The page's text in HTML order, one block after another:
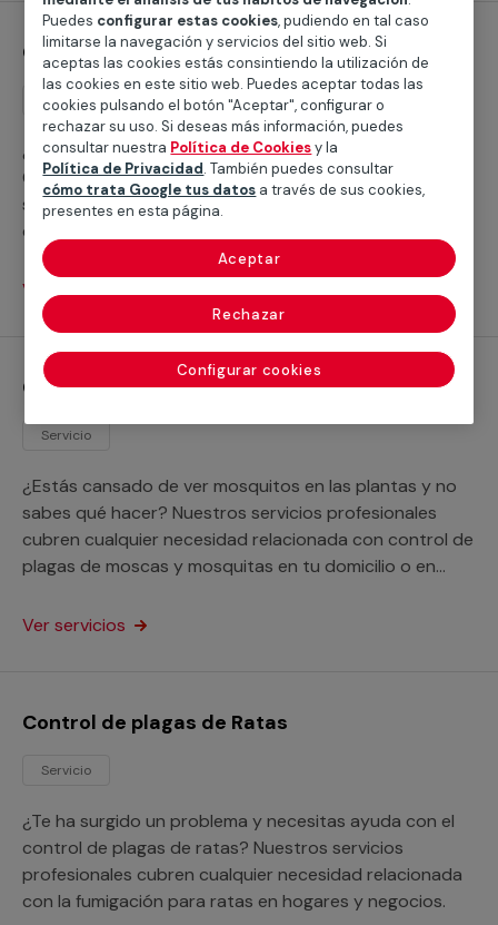
Control de plagas de Hormigas
Servicio
¿No sabes qué hacer para matar las hormigas?
Contamos con un servicio especializado que
solventará todos los problemas que te surjan a la hora
de efectuar el control de plagas de hormigas en tu
vivienda o en tu empresa.
Ver servicios
Control de plagas de Moscas y mosquitas
Servicio
¿Estás cansado de ver mosquitos en las plantas y no
sabes qué hacer? Nuestros servicios profesionales
cubren cualquier necesidad relacionada con control de
plagas de moscas y mosquitas en tu domicilio o en
Ver servicios
Control de plagas de Ratas
Servicio
¿Te ha surgido un problema y necesitas ayuda con el
control de plagas de ratas? Nuestros servicios
profesionales cubren cualquier necesidad relacionada
con la fumigación para ratas en hogares y negocios.
Puedes configurar estas cookies, pudiendo en tal caso
limitarse la navegación y servicios del sitio web. Si
aceptas las cookies estás consintiendo la utilización de
las cookies en este sitio web. Puedes aceptar todas las
cookies pulsando el botón "Aceptar", configurar o
rechazar su uso. Si deseas más información, puedes
consultar nuestra Política de Cookiesy la
Política de Privacidad. También puedes consultar
cómo trata Google tus datos a través de sus cookies,
presentes en esta página.
Configurar cookies
Rechazar
Aceptar